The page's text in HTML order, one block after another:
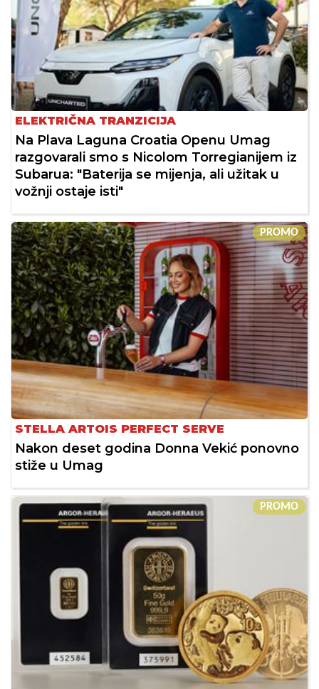
ELEKTRIČNA TRANZICIJA
Na Plava Laguna Croatia Openu Umag
razgovarali smo s Nicolom Torregianijem iz
Subarua: "Baterija se mijenja, ali užitak u
vožnji ostaje isti"
PROMO
STELLA ARTOIS PERFECT SERVE
Nakon deset godina Donna Vekić ponovno
stiže u Umag
PROMO